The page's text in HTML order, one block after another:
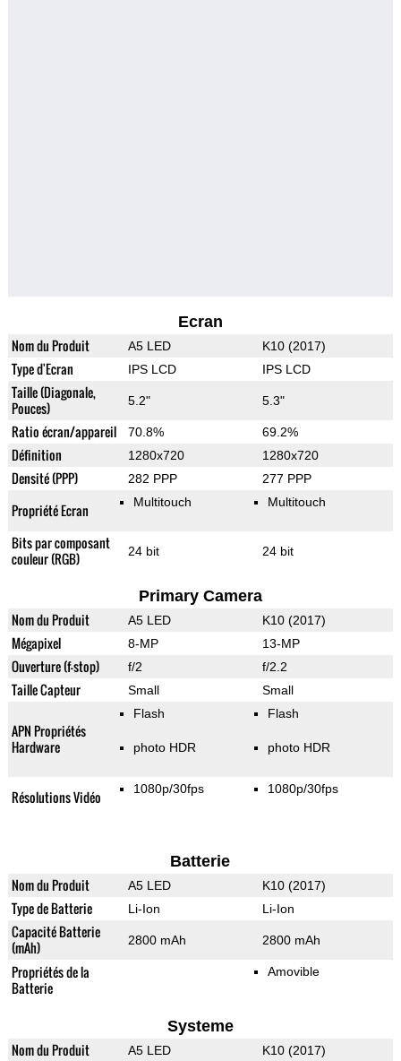
Ecran
Nom du Produit A5 LED K10 (2017)
Type d'Ecran IPS LCD IPS LCD
Taille (Diagonale,
Pouces)
5.2" 5.3"
Ratio écran/appareil 70.8% 69.2%
Définition 1280x720 1280x720
Densité (PPP) 282 PPP 277 PPP
Propriété Ecran Multitouch Multitouch
Bits par composant
couleur (RGB)
24 bit 24 bit
Primary Camera
Nom du Produit A5 LED K10 (2017)
Mégapixel 8-MP 13-MP
Ouverture (f-stop) f/2 f/2.2
Taille Capteur Small Small
APN Propriétés
Hardware
Flash
photo HDR
Flash
photo HDR
Résolutions Vidéo 1080p/30fps 1080p/30fps
Batterie
Nom du Produit A5 LED K10 (2017)
Type de Batterie Li-Ion Li-Ion
Capacité Batterie
(mAh)
2800 mAh 2800 mAh
Propriétés de la
Batterie
Amovible
Systeme
Nom du Produit A5 LED K10 (2017)